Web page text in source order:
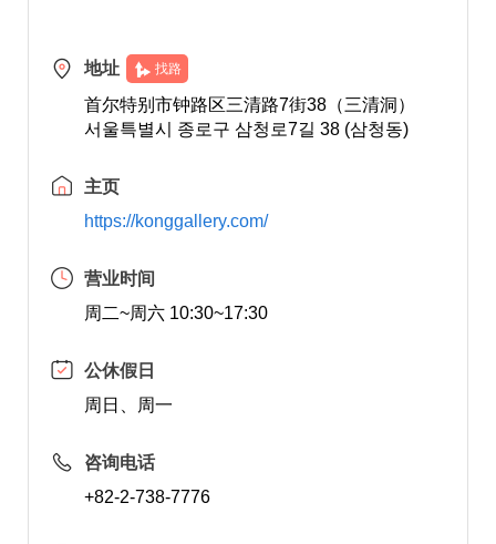
地址 找路
首尔特别市钟路区三清路7街38（三清洞）
서울특별시 종로구 삼청로7길 38 (삼청동)
主页
https://konggallery.com/
营业时间
周二~周六 10:30~17:30
公休假日
周日、周一
咨询电话
+82-2-738-7776